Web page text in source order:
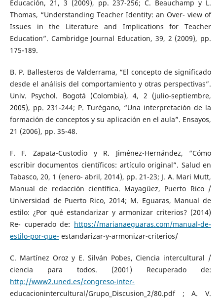
Educación, 21, 3 (2009), pp. 237-256; C. Beauchamp y L.
Thomas, “Understanding Teacher Identity: an Over- view of
Issues in the Literature and Implications for Teacher
Education”. Cambridge Journal Education, 39, 2 (2009), pp.
175-189.
B. P. Ballesteros de Valderrama, “El concepto de significado
desde el análisis del comportamiento y otras perspectivas”.
Univ. Psychol. Bogotá (Colombia), 4, 2 (julio-septiembre,
2005), pp. 231-244; P. Turégano, “Una interpretación de la
formación de conceptos y su aplicación en el aula”. Ensayos,
21 (2006), pp. 35-48.
F. F. Zapata-Custodio y R. Jiménez-Hernández, “Cómo
escribir documentos científicos: artículo original”. Salud en
Tabasco, 20, 1 (enero- abril, 2014), pp. 21-23; J. A. Mari Mutt,
Manual de redacción científica. Mayagüez, Puerto Rico /
Universidad de Puerto Rico, 2014; M. Eguaras, Manual de
estilo: ¿Por qué estandarizar y armonizar criterios? (2014)
Re- cuperado de: https://marianaeguaras.com/manual-de-
estilo-por-que- estandarizar-y-armonizar-criterios/
C. Martínez Oroz y E. Silván Pobes, Ciencia intercultural /
ciencia para todos. (2001) Recuperado de:
http://www2.uned.es/congreso-inter-
educacionintercultural/Grupo_Discusion_2/80.pdf ; A. V.